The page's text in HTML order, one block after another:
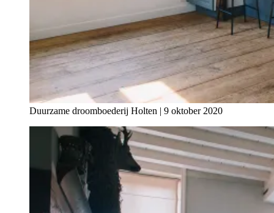
Duurzame droomboederij Holten | 9 oktober 2020